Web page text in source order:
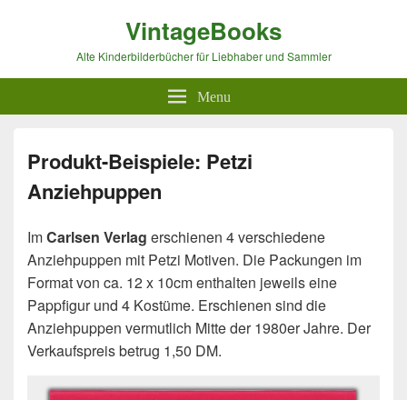
VintageBooks
Alte Kinderbilderbücher für Liebhaber und Sammler
Menu
Produkt-Beispiele: Petzi
Anziehpuppen
ImCarlsen Verlag erschienen 4 verschiedene
Anziehpuppen mit Petzi Motiven. Die Packungen im
Format von ca. 12 x 10cm enthalten jeweils eine
Pappfigur und 4 Kostüme. Erschienen sind die
Anziehpuppen vermutlich Mitte der 1980er Jahre. Der
Verkaufspreis betrug 1,50 DM.